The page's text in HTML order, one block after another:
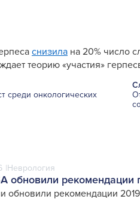
снизила на 20% число
теорию «участия»
среди онкологических
Неврология
обновили
обновили рекомендации